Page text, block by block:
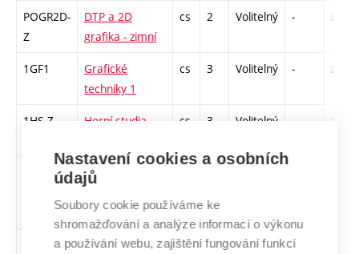
POGR2D-
Z
DTP a 2D
grafika - zimní
cs 2 Volitelný - zá
1GF1
Grafické
techniky 1
cs 3 Volitelný - zá
1HS-Z Herní studia cs 3 Volitelný zk
KLHU1
Klubová hudba
Knižní vazba 1 cs 2 Volitelný -
Nastavení cookies a osobních
údajů
Soubory cookie používáme ke
shromažďování a analýze informací o výkonu
a používání webu, zajištění fungování funkcí